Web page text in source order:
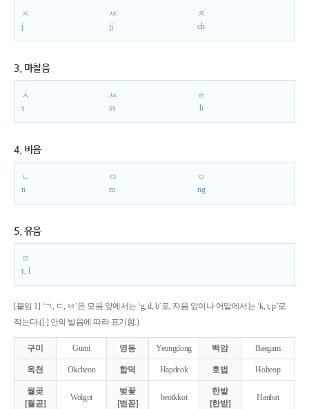
ㅈ
j
ㅉ
jj
ㅊ
ch
3. 마찰음
ㅅ
s
ㅆ
ss
ㅎ
h
4. 비음
ㄴ
n
ㅁ
m
ㅇ
ng
5. 유음
ㄹ
r, l
[붙임 1] ‘ㄱ, ㄷ, ㅂ’은 모음 앞에서는 ‘g, d, b’로, 자음 앞이나 어말에서는 ‘k, t, p’로
적는다.([ ] 안의 발음에 따라 표기함.)
구미 Gumi 영동 Yeongdong 백암 Baegam
옥천 Okcheon 합덕 Hapdeok 호법 Hobeop
월곶
[월곧]
Wolgot
벚꽃
[벋꼳]
beotkkot
한밭
[한받]
Hanbat